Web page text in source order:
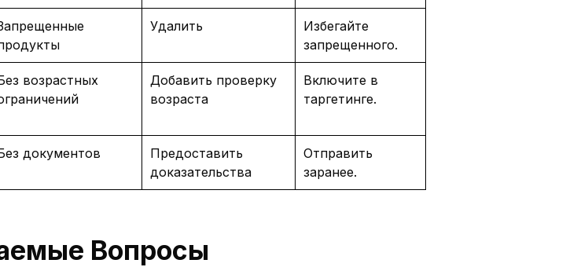
Удалить
Избегайте
запрещенного.
возрастных
Добавить проверку
возраста
Включите в
таргетинге.
документов
Предоставить
доказательства
Отправить
заранее.
Вопросы